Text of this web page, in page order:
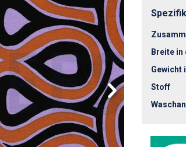
Breite in
Gewicht
Stoff